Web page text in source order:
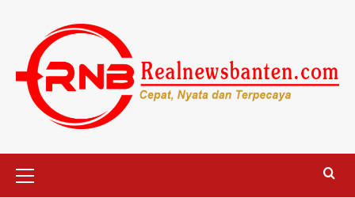
content
Menu